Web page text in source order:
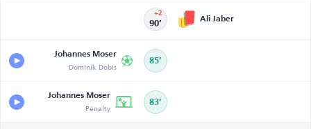
90’
+2
Ali Jaber
Johannes Moser
Dominik Dobis 85’
Johannes Moser
Pénalty 83’